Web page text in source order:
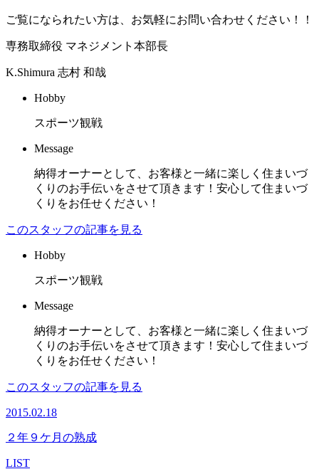
ご覧になられたい方は、お気軽にお問い合わせください！！
専務取締役 マネジメント本部長
K.Shimura 志村 和哉
Hobby
スポーツ観戦
Message
納得オーナーとして、お客様と一緒に楽しく住まいづ
くりのお手伝いをさせて頂きます！安心して住まいづ
くりをお任せください！
このスタッフの記事を見る
Hobby
スポーツ観戦
Message
納得オーナーとして、お客様と一緒に楽しく住まいづ
くりのお手伝いをさせて頂きます！安心して住まいづ
くりをお任せください！
このスタッフの記事を見る
2015.02.18
２年９ケ月の熟成
LIST